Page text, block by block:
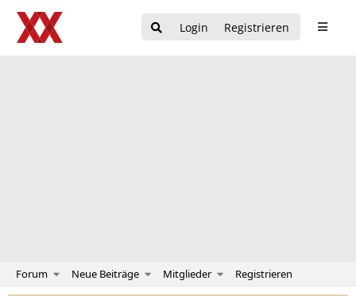
Login Registrieren
Forum Neue Beiträge Mitglieder Registrieren